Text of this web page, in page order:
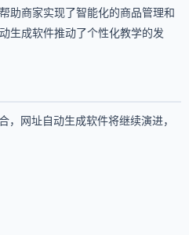
助商家实现了智能化的商品管理和
生成软件推动了个性化教学的发
，网址自动生成软件将继续演进，